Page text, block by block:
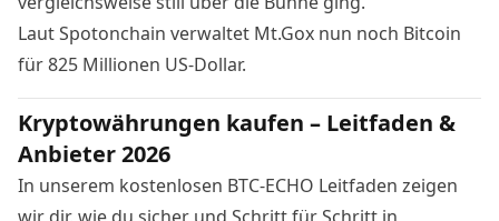
Laut Spotonchain verwaltet Mt.Gox nun noch Bitcoin
für 825 Millionen US-Dollar.
Kryptowährungen kaufen – Leitfaden &
Anbieter 2026
In unserem kostenlosen BTC-ECHO Leitfaden zeigen